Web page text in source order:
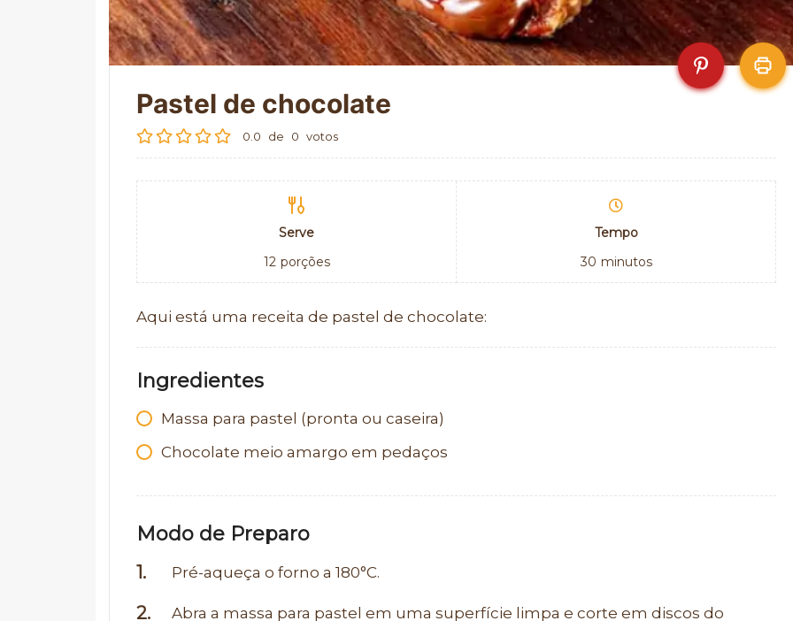
Pastel de chocolate
0.0 de 0 votos
Serve
12 porções
Tempo
30 minutos
Aqui está uma receita de pastel de chocolate:
Ingredientes
Massa para pastel (pronta ou caseira)
Chocolate meio amargo em pedaços
Modo de Preparo
Pré-aqueça o forno a 180°C.
Abra a massa para pastel em uma superfície limpa e corte em discos do